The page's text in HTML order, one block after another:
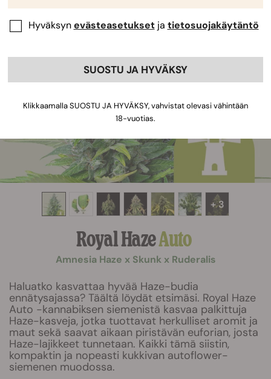
+ 3
Royal HazeAuto
Amnesia Haze x Skunk x Ruderalis
Haluatko kasvattaa hyvää Haze-budia
ennätysajassa? Täältä löydät etsimäsi. Royal Haze
Auto -kannabiksen siemenistä kasvaa palkittuja
Haze-kasveja, jotka tuottavat herkulliset aromit ja
maut sekä saavat aikaan piristävän euforian, josta
Haze-lajikkeet tunnetaan. Kaikki tämä siistin,
kompaktin ja nopeasti kukkivan autoflower-
siemenen muodossa.
Hyväksynevästeasetuksetja tietosuojakäytäntö
SUOSTU JA HYVÄKSY
Klikkaamalla SUOSTU JA HYVÄKSY, vahvistat olevasi vähintään
18-vuotias.